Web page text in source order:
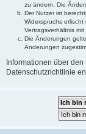
zu ändern. Die
Der Nutzer ist
Widerspruchs
Vertragsverhältnis mit
Die Änderungen
Änderungen
Informationen über
Datenschutzrichtlinie